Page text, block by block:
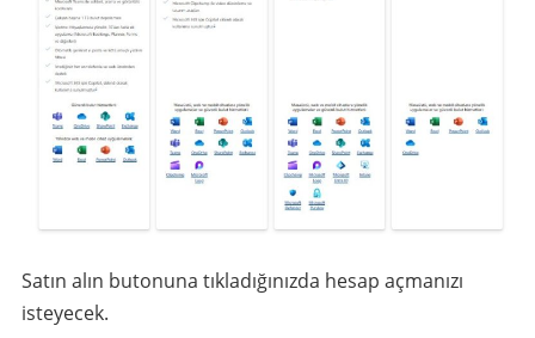
Satın alın butonuna tıkladığınızda hesap açmanızı
isteyecek.